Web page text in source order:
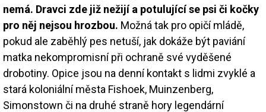
nemá. Dravci zde již nežijí a potulující se psi či kočky
pro něj nejsou hrozbou. Možná tak pro opičí mládě,
pokud ale zaběhlý pes netuší, jak dokáže být paviání
matka nekompromisní při ochraně své vyděšené
drobotiny. Opice jsou na denní kontakt s lidmi zvyklé a
stará koloniální města Fishoek, Muinzenberg,
Simonstown či na druhé straně hory legendární